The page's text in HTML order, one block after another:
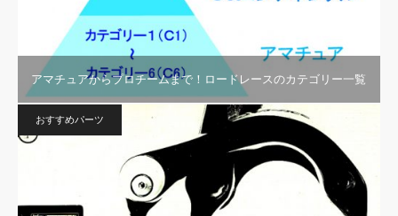
アマチュアからプロチームまで！ロードレースのカテゴリー一覧
おすすめパーツ